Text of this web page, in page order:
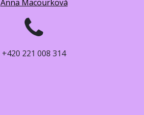
Anna Macourková
+420 221 008 314